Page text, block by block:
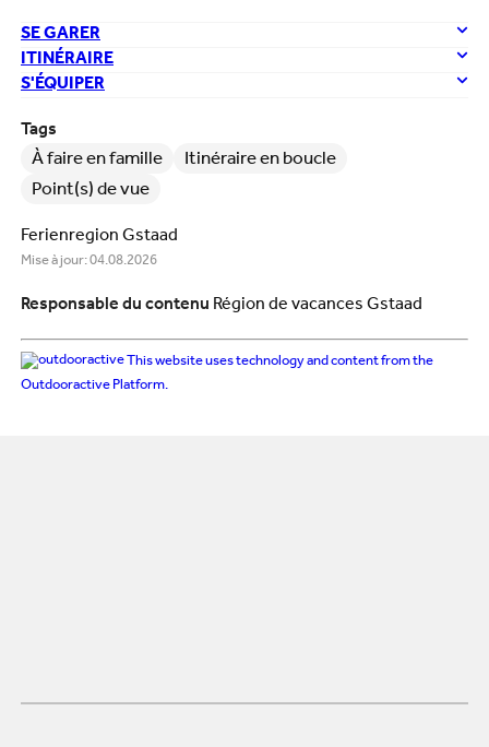
Tags
À faire en famille
Itinéraire en boucle
Point(s) de vue
Ferienregion Gstaad
Mise à jour: 04.08.2026
Responsable du contenu Région de vacances Gstaad
This website uses technology and content from the
Outdooractive Platform.
SE GARER
ITINÉRAIRE
S'ÉQUIPER